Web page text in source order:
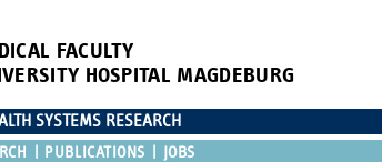
FACULTY
HOSPITAL MAGDEBURG
SYSTEMS RESEARCH
PUBLICATIONS JOBS